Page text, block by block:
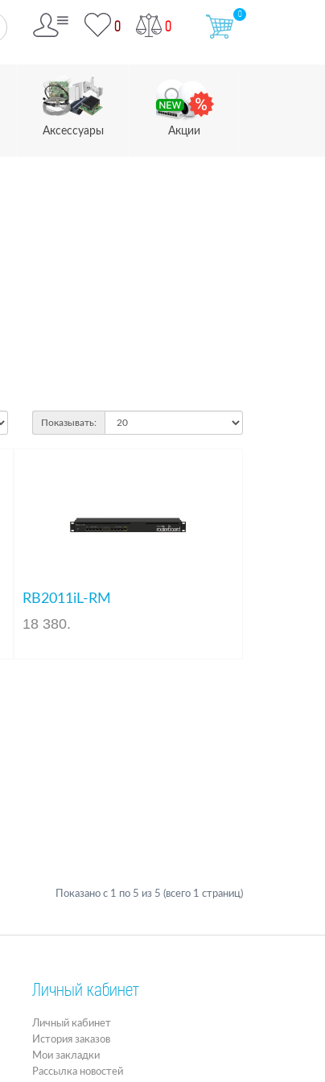
0 0
0
Аксессуары Акции
Показывать:
RB2011iL-RM
18 380.
Показано с 1 по 5 из 5 (всего 1 страниц)
Личный кабинет
Личный кабинет
История заказов
Мои закладки
Рассылка новостей